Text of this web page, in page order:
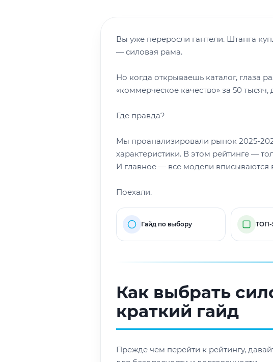
Вы уже переросли гантели. Штанга
— силовая рама.
Но когда открываешь каталог, глаза
«коммерческое качество» за 50
Где правда?
Мы проанализировали рынок 2025-
характеристики. В этом рейтинге —
И главное — все модели вписываются
Поехали.
Гайд по выбору ТОП-
Как выбрать
краткий гайд
Прежде чем перейти к рейтингу,